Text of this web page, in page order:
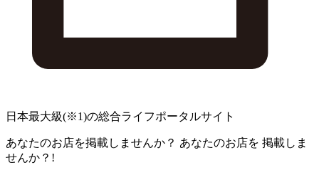
日本最大級(※1)の総合ライフポータルサイト
あなたのお店を掲載しませんか？ あなたのお店を 掲載しま
せんか？!